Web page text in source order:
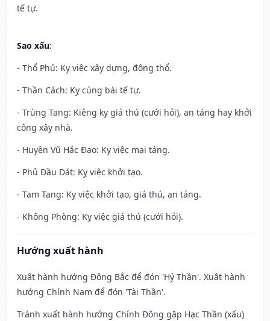
tế tự.
Sao xấu:
- Thổ Phủ: Kỵ việc xây dựng, động thổ.
- Thần Cách: Kỵ cúng bái tế tự.
- Trùng Tang: Kiêng kỵ giá thú (cưới hỏi), an táng hay khởi
công xây nhà.
- Huyền Vũ Hắc Đạo: Kỵ việc mai táng.
- Phủ Đầu Dát: Kỵ việc khởi tạo.
- Tam Tang: Kỵ việc khởi tạo, giá thú, an táng.
- Không Phòng: Kỵ việc giá thú (cưới hỏi).
Hướng xuất hành
Xuất hành hướng Đông Bắc để đón 'Hỷ Thần'. Xuất hành
hướng Chính Nam để đón 'Tài Thần'.
Tránh xuất hành hướng Chính Đông gặp Hạc Thần (xấu)